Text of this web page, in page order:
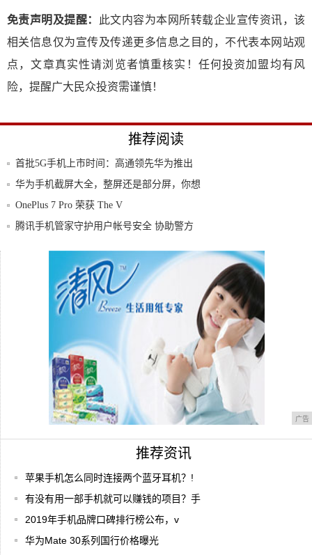
免责声明及提醒：
此文内容为本网所转载企业宣传资讯，该
相关信息仅为宣传及传递更多信息之目的，不代表本网站观
点，文章真实性请浏览者慎重核实！任何投资加盟均有风
险，提醒广大民众投资需谨慎！
推荐阅读
首批5G手机上市时间：高通领先华为推出
5G手
华为手机截屏大全，整屏还是部分屏，你想
要的这
OnePlus 7 Pro 荣获 The V
腾讯手机管家守护用户帐号安全 协助警方
乐次元礼约送惊天壕礼 揭360手机助手5年
广告
推荐资讯
苹果手机怎么同时连接两个蓝牙耳机？!
有没有用一部手机就可以赚钱的项目？手
2019年手机品牌口碑排行榜公布，v
华为Mate 30系列国行价格曝光